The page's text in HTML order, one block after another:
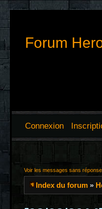
Forum
Connexion
Voir les messages sans
Index du forum »